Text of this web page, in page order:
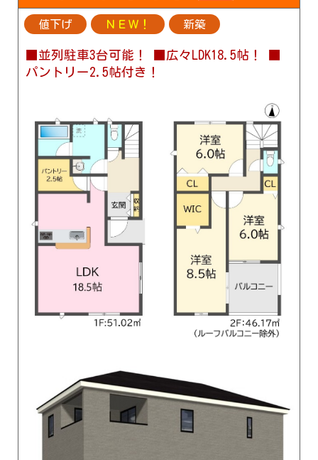
値下げ ＮＥＷ！ 新築
■並列駐車3台可能！ ■広々LDK18.5帖！ ■
パントリー2.5帖付き！